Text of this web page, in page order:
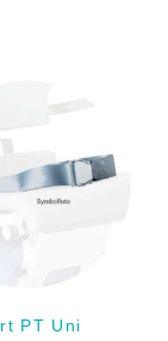
PT Uni